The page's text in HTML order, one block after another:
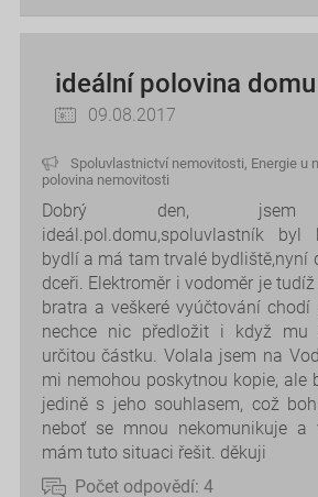
ideální polovina domu
09.08.2017
Spoluvlastnictví nemovitosti, Energie u
polovina nemovitosti
Dobrý den, jsem
ideál.pol.domu,spoluvlastník
bydlí a má tam trvalé bydliště,nyní
dceři. Elektroměr i vodoměr je
bratra a veškeré vyúčtování
nechce nic předložit i když mu
určitou částku. Volala jsem na
mi nemohou poskytnou kopie, ale
jedině s jeho souhlasem, což
neboť se mnou nekomunikuje
mám tuto situaci řešit. děkuji
Počet odpovědí: 4